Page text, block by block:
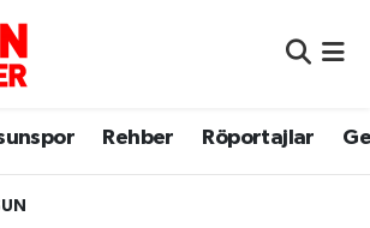
Rehber Röportajlar
Eczaneler
Durumu
Vakitleri